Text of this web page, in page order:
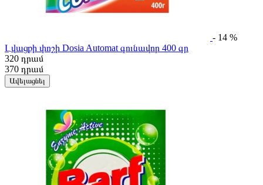
- 14 %
Լվացքի փոշի Dosia Automat գունավոր 400 գր
320 դրամ
370 դրամ
Ավելացնել